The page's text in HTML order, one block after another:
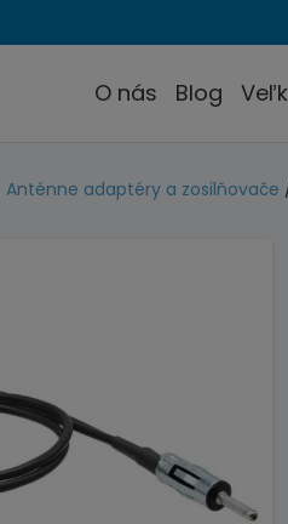
O nás Blog
Anténne adaptéry a zosilňovače